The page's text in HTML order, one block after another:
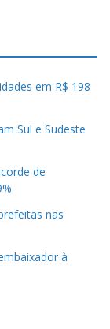
em R$ 198
Sul e Sudeste
de
nas
à